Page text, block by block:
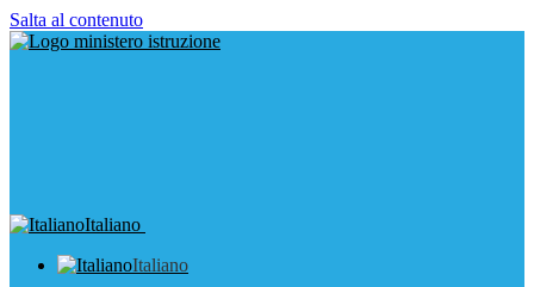
Salta al contenuto
Italiano
Italiano